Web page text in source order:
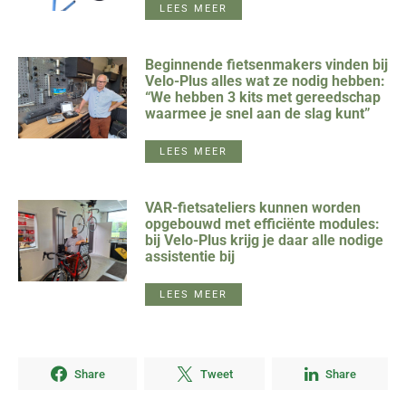
LEES MEER
Beginnende fietsenmakers vinden bij
Velo-Plus alles wat ze nodig hebben:
“We hebben 3 kits met gereedschap
waarmee je snel aan de slag kunt”
LEES MEER
VAR-fietsateliers kunnen worden
opgebouwd met efficiënte modules:
bij Velo-Plus krijg je daar alle nodige
assistentie bij
LEES MEER
Share Tweet Share